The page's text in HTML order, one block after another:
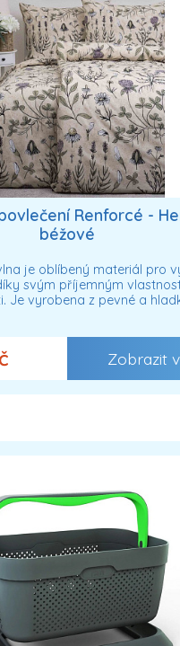
Renforcé -
béžové
je oblíbený materiál pro
svým příjemným
Je vyrobena z pevné a
Zobrazit